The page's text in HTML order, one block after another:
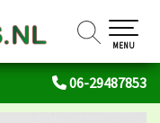
06-29487853
MENU